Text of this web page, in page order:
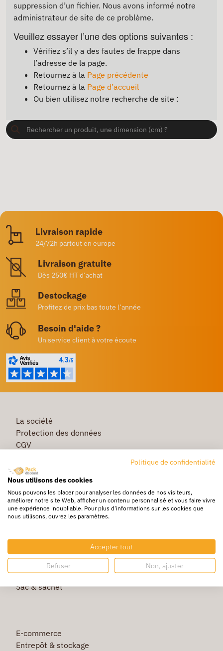
suppression d’un fichier. Nous avons informé notre
administrateur de site de ce problème.
Veuillez essayer l’une des options suivantes :
Vérifiez s’il y a des fautes de frappe dans
l’adresse de la page.
Retournez à la Page précédente
Retournez à la Page d’accueil
Ou bien utilisez notre recherche de site :
Livraison rapide
24/72h partout en europe
Livraison gratuite
Dès 250€ HT d’achat
Destockage
Profitez de prix bas toute l’année
Besoin d'aide ?
Un service client à votre écoute
La société
Protection des données
CGV
Commande rapide
Livraison
Pochette bulle & mousse
Papier bulle & rouleau mousse
Adhésif & feuillard
Film étirable & palette bois
Sac & sachet
E-commerce
Entrepôt & stockage
Politique de confidentialité
Nous utilisons des cookies
Nous pouvons les placer pour analyser les données de nos visiteurs,
améliorer notre site Web, afficher un contenu personnalisé et vous faire vivre
une expérience inoubliable. Pour plus d'informations sur les cookies que
nous utilisons, ouvrez les paramètres.
Accepter tout
Refuser Non, ajuster